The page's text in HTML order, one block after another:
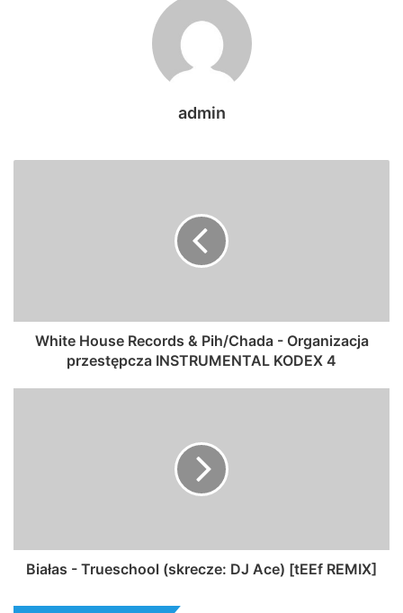
admin
White House Records & Pih/Chada - Organizacja
przestępcza INSTRUMENTAL KODEX 4
Białas - Trueschool (skrecze: DJ Ace) [tEEf REMIX]